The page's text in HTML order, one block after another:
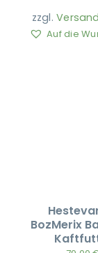
zzgl.
Auf die
BozMerix